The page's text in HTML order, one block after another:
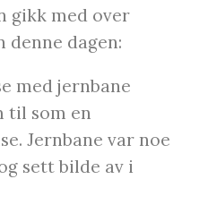
gikk med over
denne dagen:
med jernbane
til som en
Jernbane var noe
sett bilde av i